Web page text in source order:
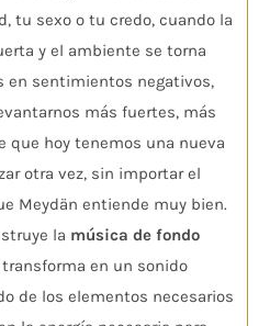
tu sexo o tu credo, cuando la
y el ambiente se torna
en sentimientos negativos,
más fuertes, más
que hoy tenemos una nueva
otra vez, sin importar el
Meydän entiende muy bien.
la música de fondo
transforma en un sonido
de los elementos necesarios